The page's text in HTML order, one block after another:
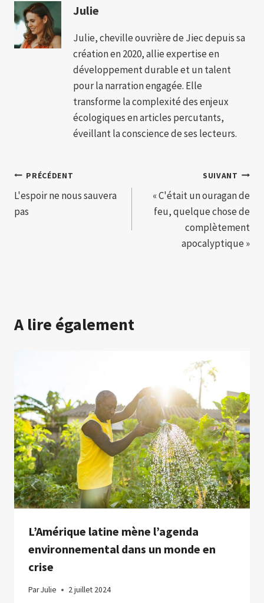
Julie
Julie, cheville ouvrière de Jiec depuis sa
création en 2020, allie expertise en
développement durable et un talent
pour la narration engagée. Elle
transforme la complexité des enjeux
écologiques en articles percutants,
éveillant la conscience de ses lecteurs.
Navigation
de
PRÉCÉDENT
L'espoir ne nous sauvera
pas
SUIVANT
« C'était un ouragan de
feu, quelque chose de
complètement
apocalyptique »
A lire également
L’Amérique latine mène l’agenda
environnemental dans un monde en
crise
ParJulie 2 juillet 2024